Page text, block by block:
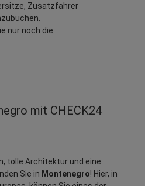
Zusatzfahrer
nur noch die
mit CHECK24
tolle Architektur und eine
Sie in Montenegro! Hier, in